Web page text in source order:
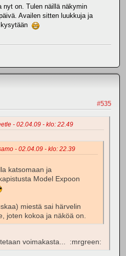
nyt on. Tulen näillä näkymin
Availen sitten luukkuja ja
#535
- 02.04.09 - klo: 22.49
- 02.04.09 - klo: 22.39
katsomaan ja
Model Expoon
miestä sai härvelin
joten kokoa ja näköä on.
voimakasta... :mrgreen: